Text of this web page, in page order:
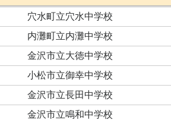
穴水町立穴水中学校
内灘町立内灘中学校
金沢市立大徳中学校
小松市立御幸中学校
金沢市立長田中学校
金沢市立鳴和中学校